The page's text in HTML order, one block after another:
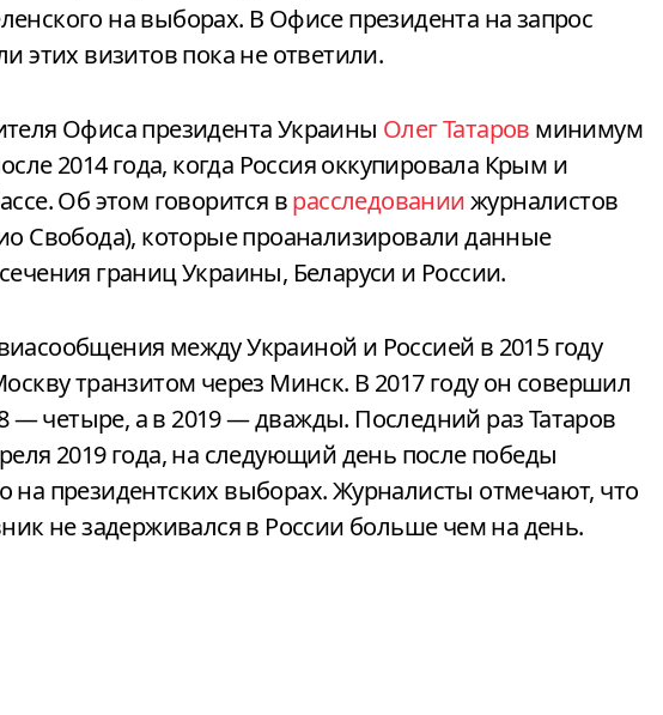
на выборах. В Офисе президента на запрос
этих визитов пока не ответили.
Офиса президента Украины Олег Татаров минимум
2014 года, когда Россия оккупировала Крым и
Об этом говорится врасследованиижурналистов
Свобода), которые проанализировали данные
границ Украины, Беларуси и России.
между Украиной и Россией в 2015 году
транзитом через Минск. В 2017 году он совершил
— четыре, а в 2019 — дважды. Последний раз Татаров
2019 года, на следующий день после победы
на президентских выборах. Журналисты отмечают, что
не задерживался в России больше чем на день.